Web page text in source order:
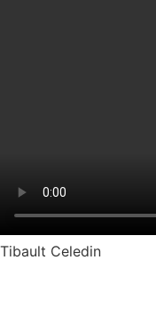
Tibault Celedin